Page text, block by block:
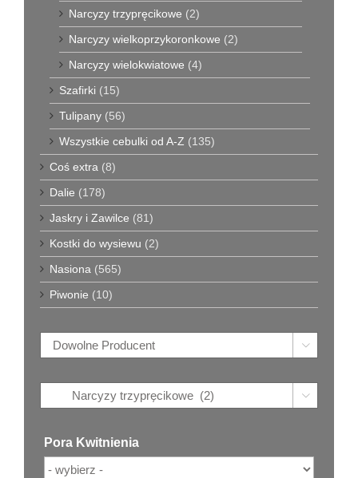
Narcyzy trzypręcikowe (2)
Narcyzy wielkoprzykoronkowe (2)
Narcyzy wielokwiatowe (4)
Szafirki (15)
Tulipany (56)
Wszystkie cebulki od A-Z (135)
Coś extra (8)
Dalie (178)
Jaskry i Zawilce (81)
Kostki do wysiewu (2)
Nasiona (565)
Piwonie (10)


Pora Kwitnienia